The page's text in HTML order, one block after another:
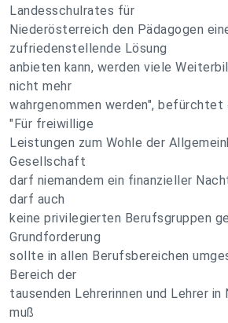
Landesschulrates für
Niederösterreich den Pädagogen
zufriedenstellende Lösung
anbieten kann, werden viele
nicht mehr
wahrgenommen werden", befürchtet
"Für freiwillige
Leistungen zum Wohle der
Gesellschaft
darf niemandem ein finanzieller
darf auch
keine privilegierten Berufsgruppen
Grundforderung
sollte in allen Berufsbereichen
Bereich der
tausenden Lehrerinnen und Lehrer
muß